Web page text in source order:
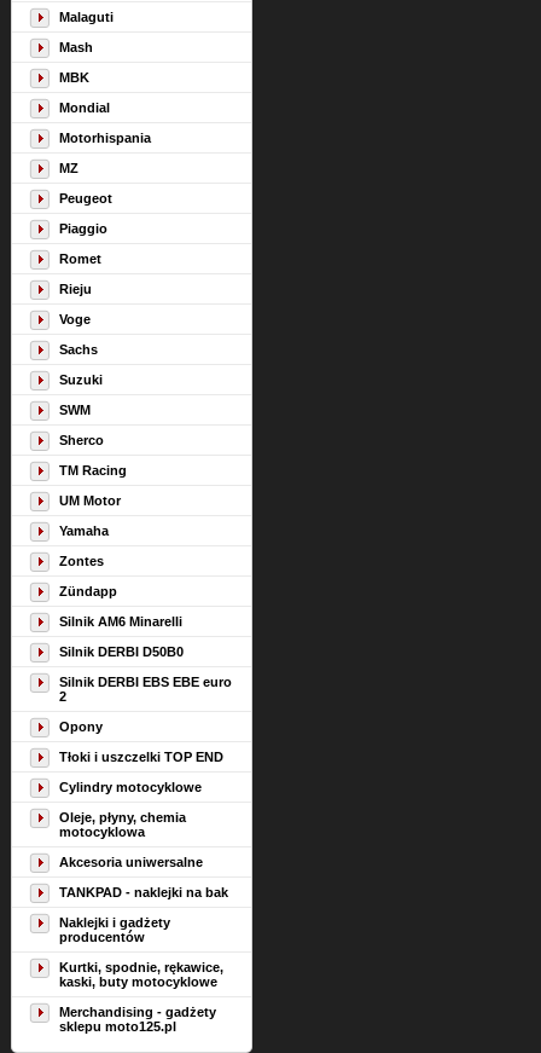
Malaguti
Mash
MBK
Mondial
Motorhispania
MZ
Peugeot
Piaggio
Romet
Rieju
Voge
Sachs
Suzuki
SWM
Sherco
TM Racing
UM Motor
Yamaha
Zontes
Zündapp
Silnik AM6 Minarelli
Silnik DERBI D50B0
Silnik DERBI EBS EBE euro
2
Opony
Tłoki i uszczelki TOP END
Cylindry motocyklowe
Oleje, płyny, chemia
motocyklowa
Akcesoria uniwersalne
TANKPAD - naklejki na bak
Naklejki i gadżety
producentów
Kurtki, spodnie, rękawice,
kaski, buty motocyklowe
Merchandising - gadżety
sklepu moto125.pl